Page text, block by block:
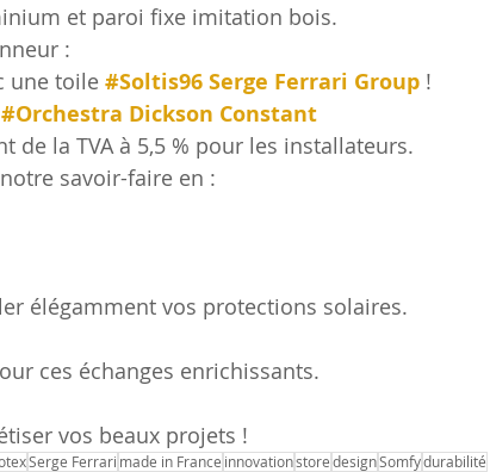
et paroi fixe imitation bois.
:
une toile #Soltis96 Serge Ferrari Group !
#Orchestra Dickson Constant
la TVA à 5,5 % pour les installateurs.
savoir-faire en :
élégamment vos protections solaires.
ces échanges enrichissants.
vos beaux projets !
Serge Ferrari made in France innovationstoredesignSomfydurabilité